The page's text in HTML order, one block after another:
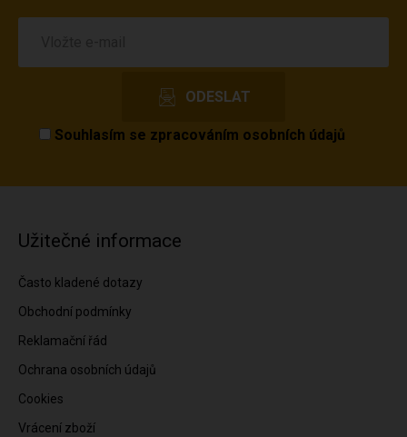
Souhlasím se zpracováním osobních údajů
Užitečné informace
Často kladené dotazy
Obchodní podmínky
Reklamační řád
Ochrana osobních údajů
Cookies
Vrácení zboží